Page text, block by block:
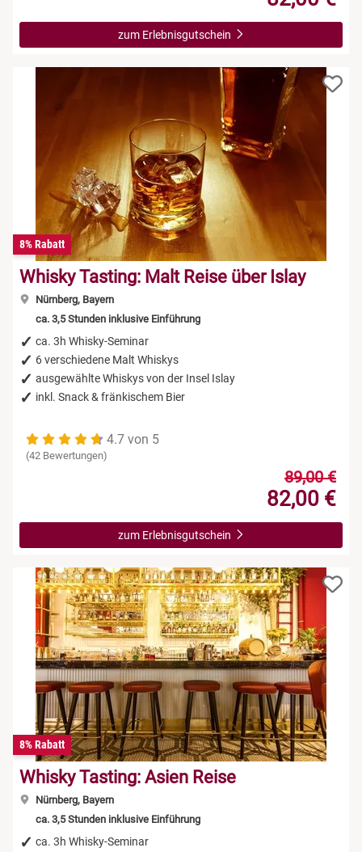
zum Erlebnisgutschein
8% Rabatt
Whisky Tasting: Malt Reise über Islay
Nürnberg, Bayern
ca. 3,5 Stunden inklusive Einführung
ca. 3h Whisky-Seminar
6 verschiedene Malt Whiskys
ausgewählte Whiskys von der Insel Islay
inkl. Snack & fränkischem Bier
4.7 von 5
(42 Bewertungen)
89,00 €
82,00 €
zum Erlebnisgutschein
8% Rabatt
Whisky Tasting: Asien Reise
Nürnberg, Bayern
ca. 3,5 Stunden inklusive Einführung
ca. 3h Whisky-Seminar